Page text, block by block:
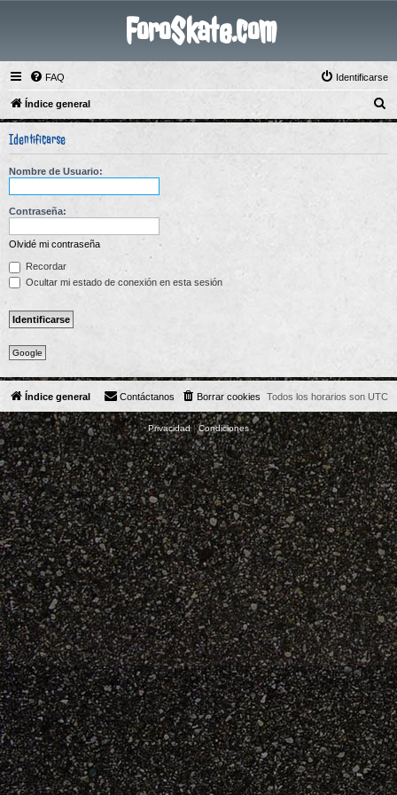
ForoSkate.com
FAQ Identificarse
Índice general
u
Identificarse
Nombre de Usuario:
Contraseña:
Olvidé mi contraseña
Recordar
Ocultar mi estado de conexión en esta sesión
Google
Índice general Todos los horarios son UTC
Borrar cookies
Contáctanos
Privacidad|Condiciones